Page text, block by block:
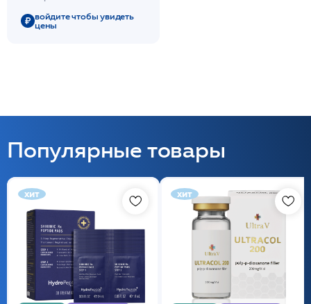
войдите чтобы увидеть
цены
Популярные товары
хит хит